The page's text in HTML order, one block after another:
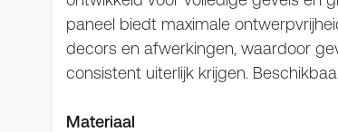
paneel biedt maximale
decors en afwerkingen, waardoor
consistent uiterlijk krijgen.
Materiaal